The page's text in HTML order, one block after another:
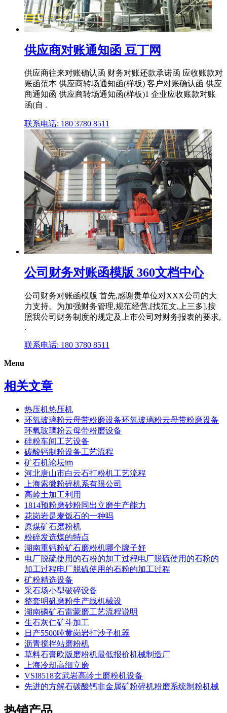
供应商对账通知函 豆丁网
供应商往来对账确认函 财务对账还款承诺函 应收账款对
账函范本 供应商转场通知函(样板) 客户对账确认函 供应
商通知函 供应商转场通知函(样板)1 企业应收账款对账
函(自 .
联系电话: 180 3780 8511
公司财务对账函模版 360文档中心
公司财务对账函模版 首先,感谢贵单位对XXX公司的大
力支持。为加强财务管理,规范经营,[找范文,上三多],按
照我公司财务制度的规定及上市公司对财务报表的要求,
.
联系电话: 180 3780 8511
Menu
相关文章
热压机热压机
环氧玻璃粉云母带粉磨设备环氧玻璃粉云母带粉磨设备
环氧玻璃粉云母带粉磨设备
硅粉车间工艺设备
碳酸钙制粉设备工艺流程
矿石机论坛im
河北唐山市白云石打粉机工艺流程
上海索微粉碎机系有限公司
高岭土加工利用
1814预粉磨砂粉同出立磨生产能力
花岗岩是麦饭石的一种吗
原煤矿石磨粉机
粉碎发选煤的特点
湖南重钙粉矿石磨粉机哪个牌子好
电厂脱硫使用的石粉的加工过程电厂脱硫使用的石粉的
加工过程电厂脱硫使用的石粉的加工过程
矿粉精选设备
采石场小型破碎设备
整套明矾磨粉生产线机械设
湖南磷矿石雷蒙磨工艺流程说明
生石灰仁矿斗加工
日产5500吨黄岗岩打沙子机器
沥青搅拌站磨粉机
草料石膏欧版磨粉机最低报价机械制造厂
上海冷却高细立磨
VSI8518玄武岩高岭土磨粉机设备
先进的方解石碳酸钙非金属矿粉碎机粉磨系统制粉机械